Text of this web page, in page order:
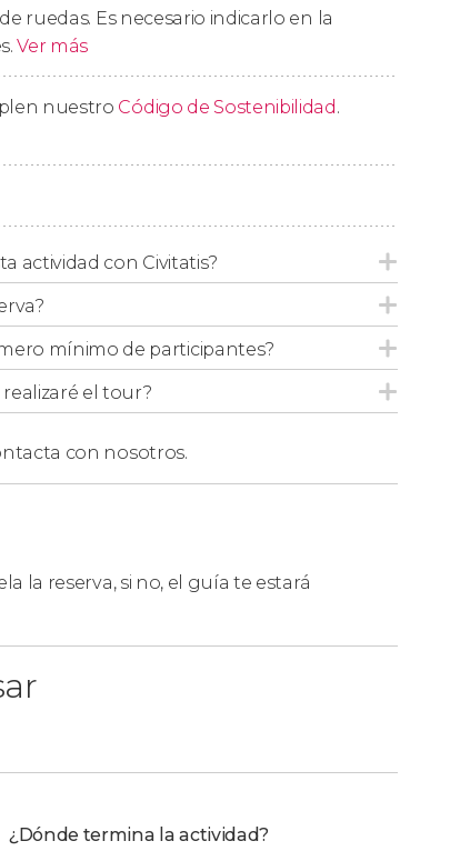
y laCatedral del Salvador. En sus muros
mudéjar, declarada
veremos?
museo o monumento
ruedas. Es necesario indicarlo en la
Ver más
nuestro Código de Sostenibilidad .
actividad con Civitatis?
mínimo de participantes?
el tour?
con nosotros.
la reserva, si no, el guía te estará
¿Dónde termina la actividad?